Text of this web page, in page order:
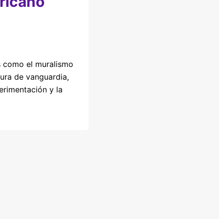
el muralismo
de vanguardia,
y la